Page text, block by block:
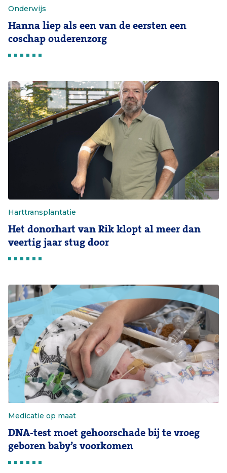
Onderwijs
Hanna liep als een van de eersten een
coschap ouderenzorg
Harttransplantatie
Het donorhart van Rik klopt al meer dan
veertig jaar stug door
Medicatie op maat
DNA-test moet gehoorschade bij te vroeg
geboren baby’s voorkomen